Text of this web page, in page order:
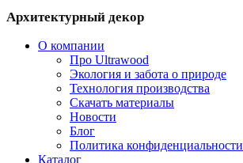
Архитектурный декор
О компании
Про Ultrawood
Экология и забота о природе
Технология производства
Скачать материалы
Новости
Блог
Политика конфиденциальности
Каталог